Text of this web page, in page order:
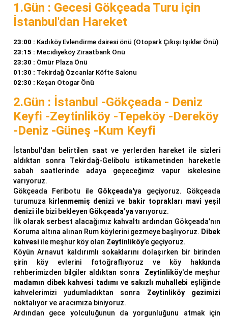
1.Gün : Gecesi Gökçeada Turu için
İstanbul'dan Hareket
23:00 : Kadıköy Evlendirme dairesi önü (Otopark Çıkışı Işıklar Önü)
23:15 : Mecidiyeköy Ziraatbank Önü
23:30 : Ömür Plaza Önü
01:30 : Tekirdağ Özcanlar Köfte Salonu
02:30 : Keşan Otogar Önü
2.Gün : İstanbul -Gökçeada - Deniz
Keyfi -Zeytinliköy -Tepeköy -Dereköy
-Deniz -Güneş -Kum Keyfi
İstanbul'dan belirtilen saat ve yerlerden hareket ile sizleri
aldıktan sonra Tekirdağ-Gelibolu istikametinden hareketle
sabah saatlerinde adaya geçeceğimiz vapur iskelesine
varıyoruz.
Gökçeada Feribotu ile Gökçeada'ya geçiyoruz. Gökçeada
turumuza kirlenmemiş denizi ve bakir toprakları mavi yeşil
denizi ile bizi bekleyen Gökçeada’yavarıyoruz.
İlk olarak serbest alacağımız kahvaltı ardından Gökçeada’nın
Koruma altına alınan Rum köylerini gezmeye başlıyoruz. Dibek
kahvesi ile meşhur köy olan Zeytinliköy’e geçiyoruz.
Köyün Arnavut kaldırımlı sokaklarını dolaşırken bir birinden
şirin köy evlerini fotoğraflıyoruz ve köy hakkında
rehberimizden bilgiler aldıktan sonra Zeytinliköy'de meşhur
madamın dibek kahvesi tadımı ve sakızlı muhallebi eşliğinde
kahvelerimizi yudumladıktan sonra Zeytinliköy gezimizi
noktalıyor ve aracımıza biniyoruz.
Ardından gece yolculuğunun da yorgunluğunu atmak için